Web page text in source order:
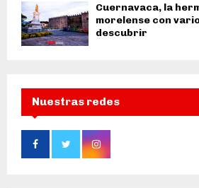
Cuernavaca, la
morelense con
descubrir
Nuestras redes